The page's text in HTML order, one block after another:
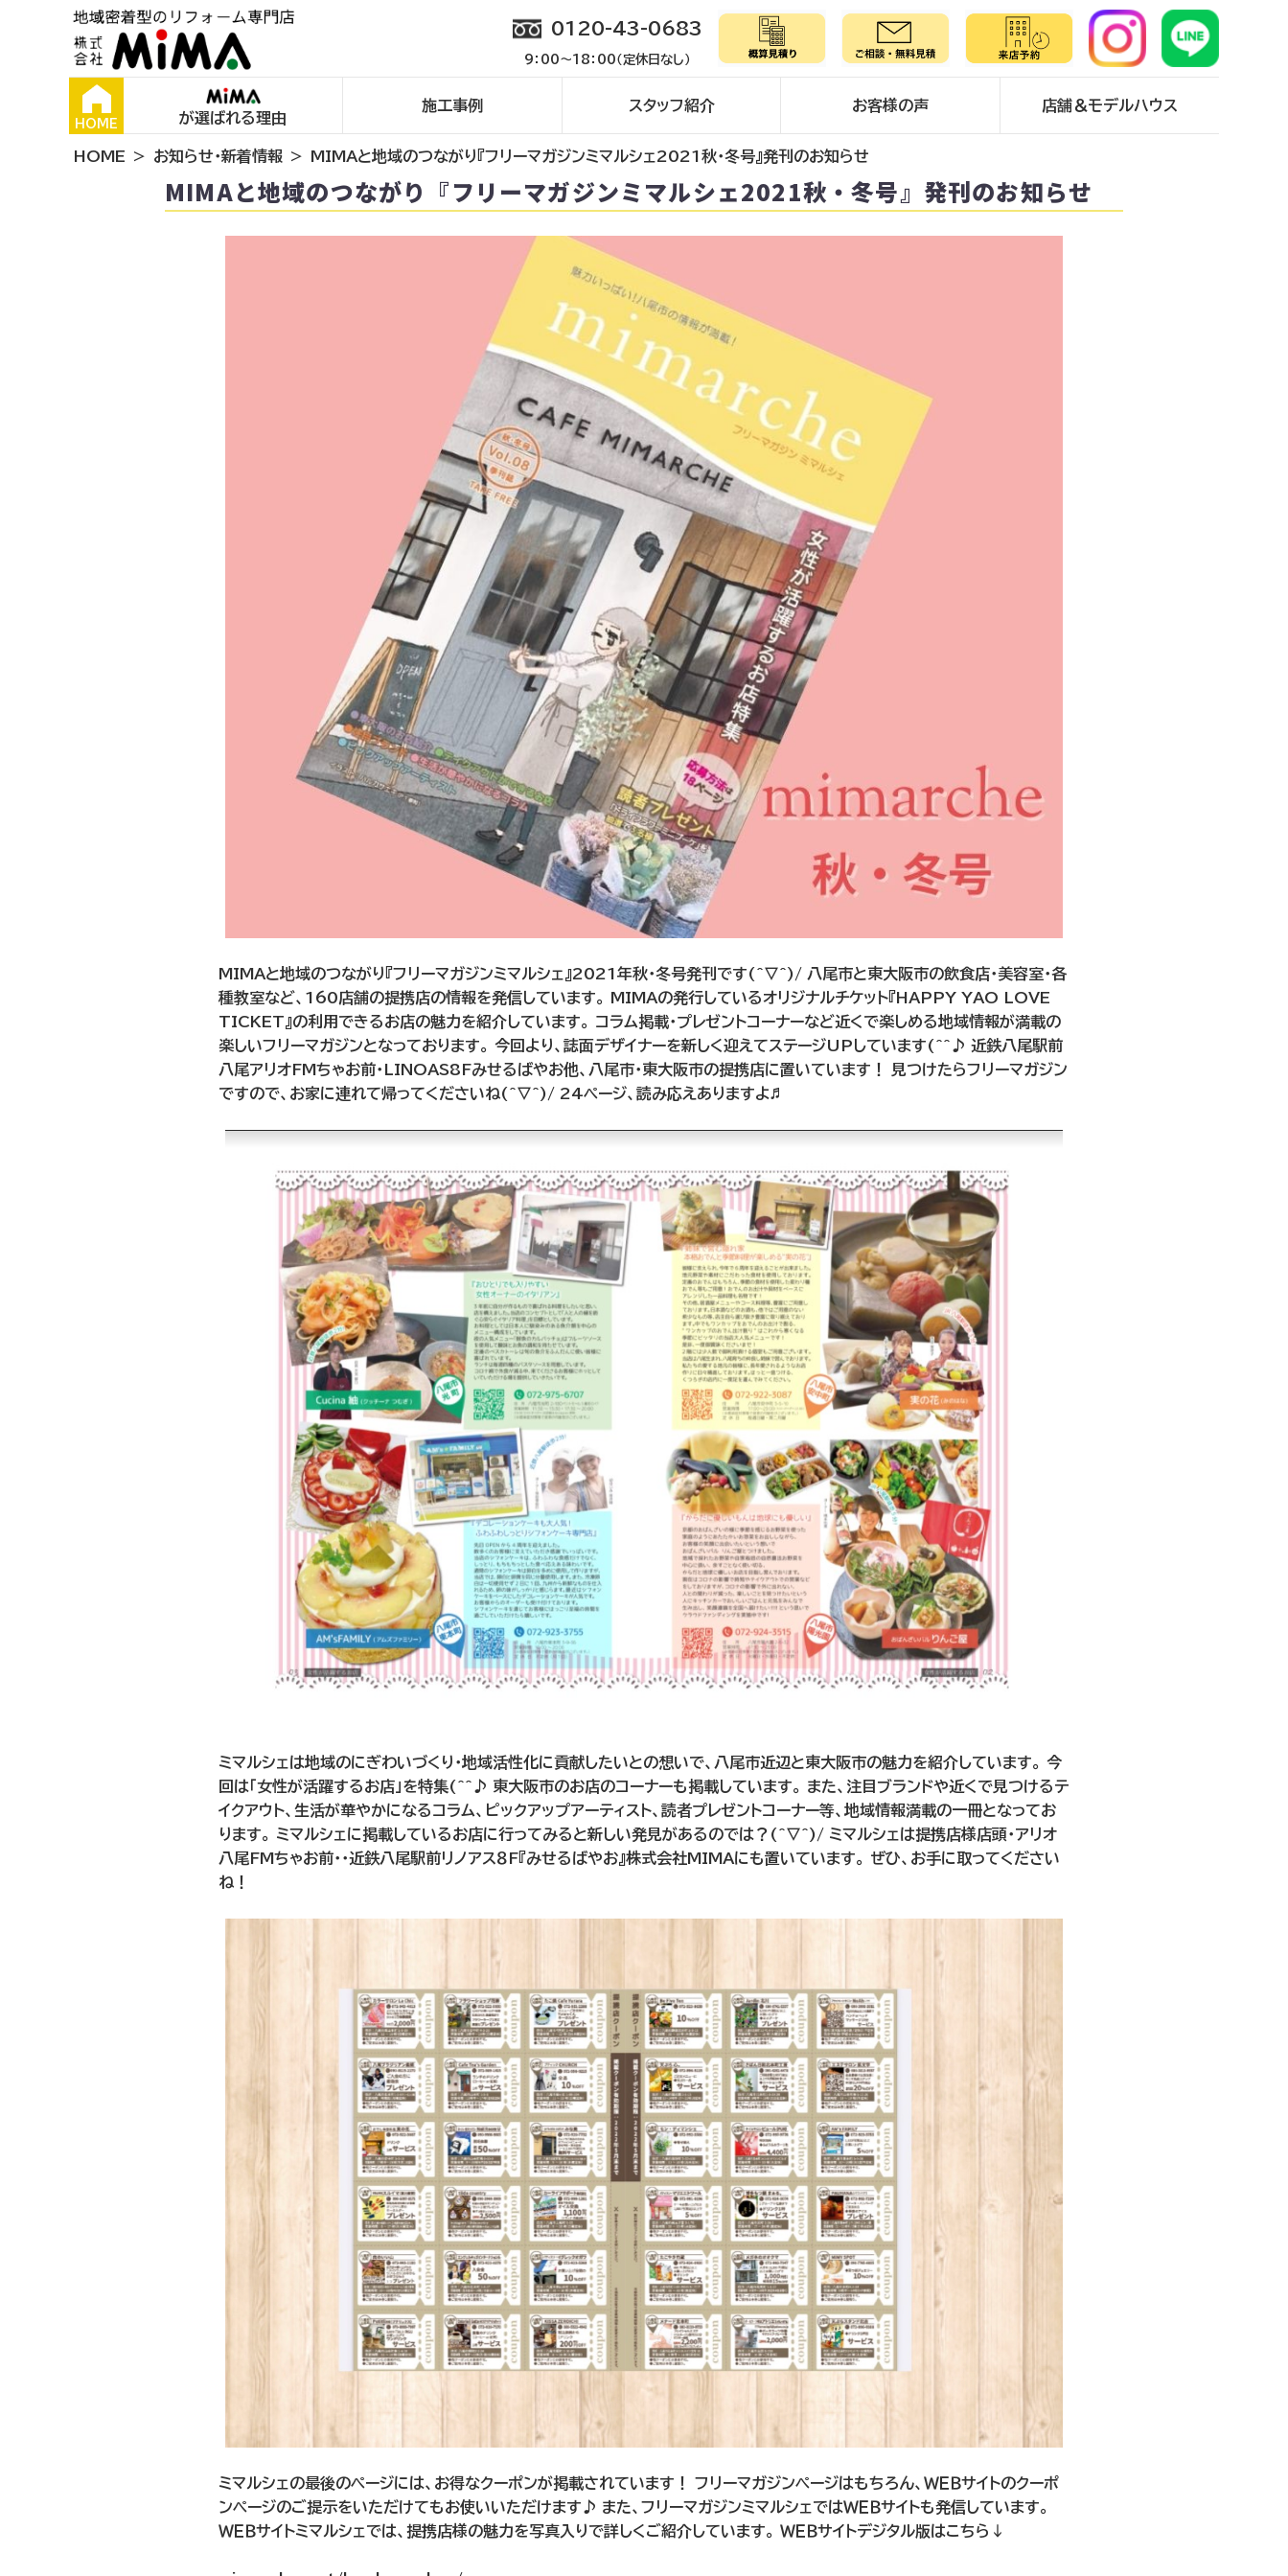
0120-43-0683
9：00～18：00（定休日なし）
HOME が選ばれる理由
施工事例 スタッフ紹介 お客様の声 店舗＆モデルハウス
HOME お知らせ・新着情報 MIMAと地域のつながり『フリーマガジンミマルシェ2021秋・冬号』発刊のお知らせ
MIMAと地域のつながり『フリーマガジンミマルシェ2021秋・冬号』発刊のお知らせ
MIMAと地域のつながり『フリーマガジンミマルシェ』2021年秋・冬号発刊です(^▽^)/ 八尾市と東大阪市の飲食店・美容室・各
種教室など、160店舗の提携店の情報を発信しています。 MIMAの発行しているオリジナルチケット『HAPPY YAO LOVE
TICKET』の利用できるお店の魅力を紹介しています。 コラム掲載・プレゼントコーナーなど近くで楽しめる地域情報が満載の
楽しいフリーマガジンとなっております。 今回より、誌面デザイナーを新しく迎えてステージUPしています(^^♪ 近鉄八尾駅前
八尾アリオFMちゃお前・LINOAS8Fみせるばやお他、八尾市・東大阪市の提携店に置いています！ 見つけたらフリーマガジン
ですので、お家に連れて帰ってくださいね(^▽^)/ 24ページ、読み応えありますよ♬
ミマルシェは地域のにぎわいづくり・地域活性化に貢献したいとの想いで、八尾市近辺と東大阪市の魅力を紹介しています。 今
回は「女性が活躍するお店」を特集(^^♪ 東大阪市のお店のコーナーも掲載しています。 また、注目ブランドや近くで見つけるテ
イクアウト、生活が華やかになるコラム、ピックアップアーティスト、読者プレゼントコーナー等、地域情報満載の一冊となってお
ります。 ミマルシェに掲載しているお店に行ってみると新しい発見があるのでは？(^▽^)/ ミマルシェは提携店様店頭・アリオ
八尾FMちゃお前・・近鉄八尾駅前リノアス８F『みせるばやお』株式会社MIMAにも置いています。 ぜひ、お手に取ってください
ね！
ミマルシェの最後のページには、お得なクーポンが掲載されています！ フリーマガジンページはもちろん、ＷＥＢサイトのクーポ
ンページのご提示をいただけてもお使いいただけます♪ また、フリーマガジンミマルシェではＷＥＢサイトも発信しています。
ＷＥＢサイトミマルシェでは、提携店様の魅力を写真入りで詳しくご紹介しています。 ＷＥＢサイトデジタル版はこちら↓